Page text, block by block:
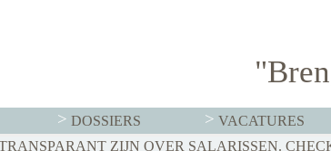
DOSSIERS VACATURES